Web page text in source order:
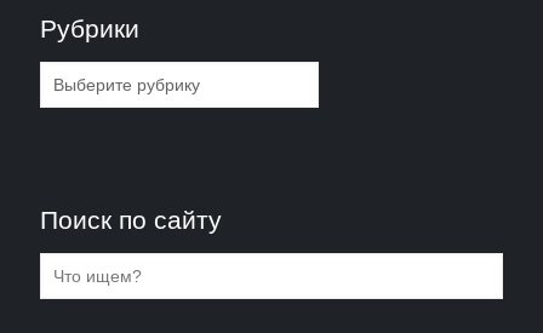
Рубрики
Рубрики
Поиск по сайту